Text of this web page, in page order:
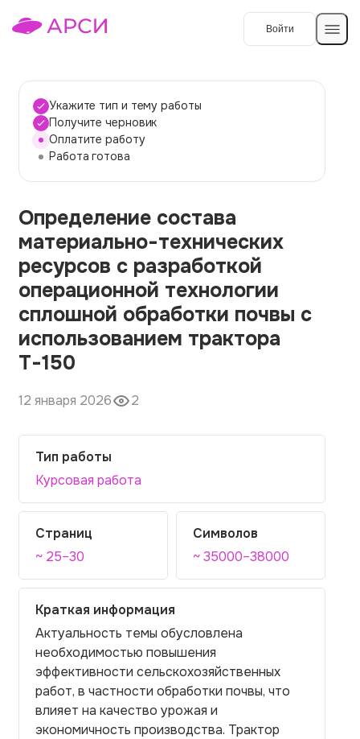
Войти
Темы работ
О сервисе
О компании
Наши гарантии
Порядок оплаты
Вопросы и ответы
Отзывы
Контакты
Укажите тип и тему работы
Получите черновик
Оплатите работу
Работа готова
Определение состава
материально-технических
ресурсов с разработкой
операционной технологии
сплошной обработки почвы с
использованием трактора
Т-150
12 января 2026 2
Тип работы
Курсовая работа
Страниц
~ 25–30
Символов
~ 35000–38000
Краткая информация
Актуальность темы обусловлена
необходимостью повышения
эффективности сельскохозяйственных
работ, в частности обработки почвы, что
влияет на качество урожая и
экономичность производства. Трактор